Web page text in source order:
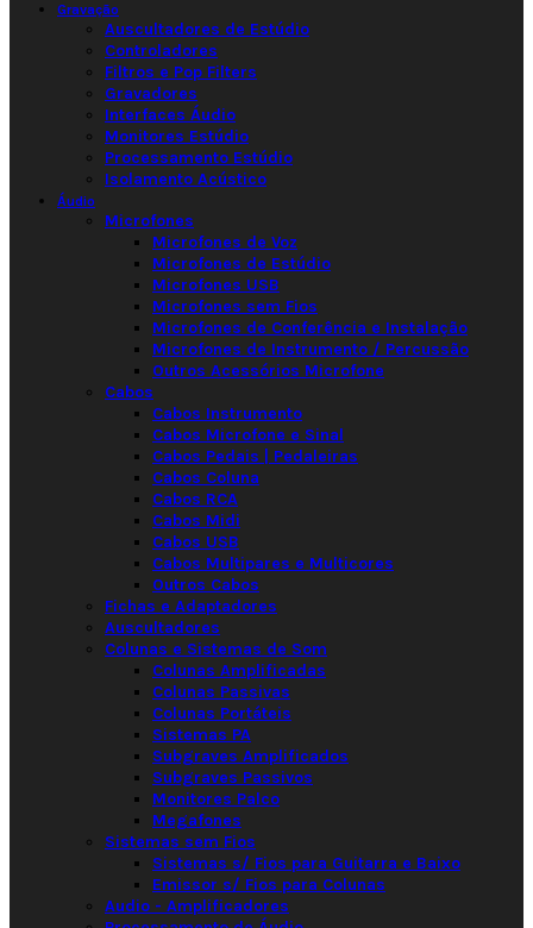
Gravação
Auscultadores de Estúdio
Controladores
Filtros e Pop Filters
Gravadores
Interfaces Áudio
Monitores Estúdio
Processamento Estúdio
Isolamento Acústico
Áudio
Microfones
Microfones de Voz
Microfones de Estúdio
Microfones USB
Microfones sem Fios
Microfones de Conferência e Instalação
Microfones de Instrumento / Percussão
Outros Acessórios Microfone
Cabos
Cabos Instrumento
Cabos Microfone e Sinal
Cabos Pedais | Pedaleiras
Cabos Coluna
Cabos RCA
Cabos Midi
Cabos USB
Cabos Multipares e Multicores
Outros Cabos
Fichas e Adaptadores
Auscultadores
Colunas e Sistemas de Som
Colunas Amplificadas
Colunas Passivas
Colunas Portáteis
Sistemas PA
Subgraves Amplificados
Subgraves Passivos
Monitores Palco
Megafones
Sistemas sem Fios
Sistemas s/ Fios para Guitarra e Baixo
Emissor s/ Fios para Colunas
Audio - Amplificadores